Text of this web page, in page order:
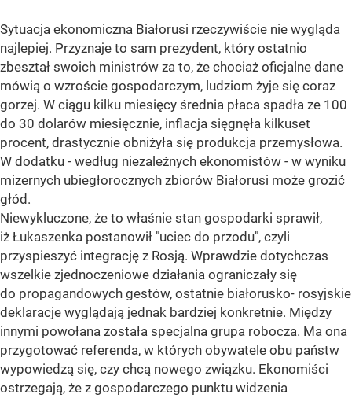
Sytuacja ekonomiczna Białorusi rzeczywiście nie wygląda
najlepiej. Przyznaje to sam prezydent, który ostatnio
zbeształ swoich ministrów za to, że chociaż oficjalne dane
mówią o wzroście gospodarczym, ludziom żyje się coraz
gorzej. W ciągu kilku miesięcy średnia płaca spadła ze 100
do 30 dolarów miesięcznie, inflacja sięgnęła kilkuset
procent, drastycznie obniżyła się produkcja przemysłowa.
W dodatku - według niezależnych ekonomistów - w wyniku
mizernych ubiegłorocznych zbiorów Białorusi może grozić
głód.
Niewykluczone, że to właśnie stan gospodarki sprawił,
iż Łukaszenka postanowił "uciec do przodu", czyli
przyspieszyć integrację z Rosją. Wprawdzie dotychczas
wszelkie zjednoczeniowe działania ograniczały się
do propagandowych gestów, ostatnie białorusko- rosyjskie
deklaracje wyglądają jednak bardziej konkretnie. Między
innymi powołana została specjalna grupa robocza. Ma ona
przygotować referenda, w których obywatele obu państw
wypowiedzą się, czy chcą nowego związku. Ekonomiści
ostrzegają, że z gospodarczego punktu widzenia